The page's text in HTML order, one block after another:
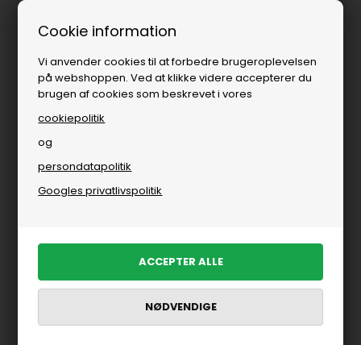
Cookie information
Vi anvender cookies til at forbedre brugeroplevelsen
på webshoppen. Ved at klikke videre accepterer du
brugen af cookies som beskrevet i vores
cookiepolitik
og
persondatapolitik
Googles privatlivspolitik